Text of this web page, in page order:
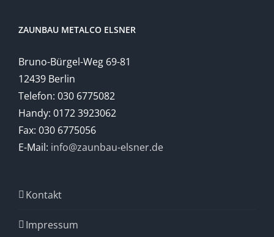
ZAUNBAU METALCO ELSNER
Bruno-Bürgel-Weg 69-81
12439 Berlin
Telefon: 030 6775082
Handy: 0172 3923062
Fax: 030 6775056
E-Mail: info@zaunbau-elsner.de
Kontakt
Impressum